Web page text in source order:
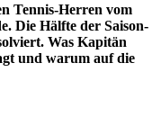
Tennis-Herren vom
Die Hälfte der Saison-
Was Kapitän
und warum auf die